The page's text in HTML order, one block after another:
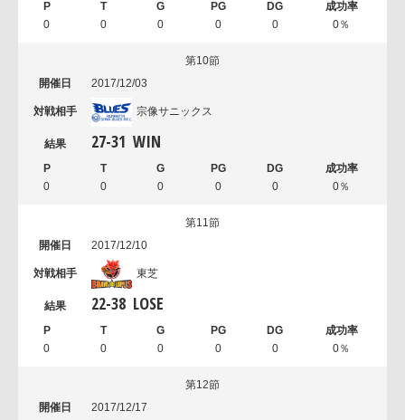
0 0 0 0 0 0％
第10節
2017/12/03
宗像サニックス
27-31 WIN
0 0 0 0 0 0％
第11節
2017/12/10
東芝
22-38 LOSE
0 0 0 0 0 0％
第12節
2017/12/17